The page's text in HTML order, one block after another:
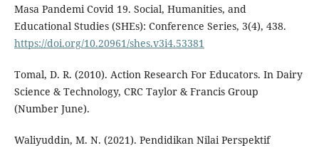
Masa Pandemi Covid 19. Social, Humanities, and
Educational Studies (SHEs): Conference Series, 3(4), 438.
https://doi.org/10.20961/shes.v3i4.53381
Tomal, D. R. (2010). Action Research For Educators. In Dairy
Science & Technology, CRC Taylor & Francis Group
(Number June).
Waliyuddin, M. N. (2021). Pendidikan Nilai Perspektif